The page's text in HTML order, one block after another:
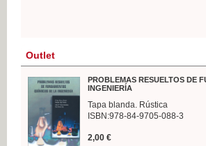
Outlet
PROBLEMAS RESUELTOS DE
INGENIERÍA
Tapa blanda. Rústica
ISBN:978-84-9705-088-3
2,00 €